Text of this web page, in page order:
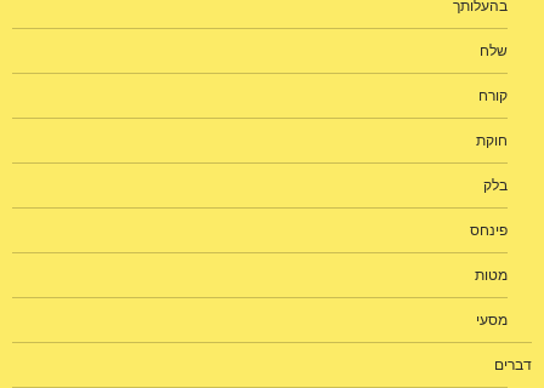
בהעלותך
שלח
קורח
חוקת
בלק
פינחס
מטות
מסעי
דברים